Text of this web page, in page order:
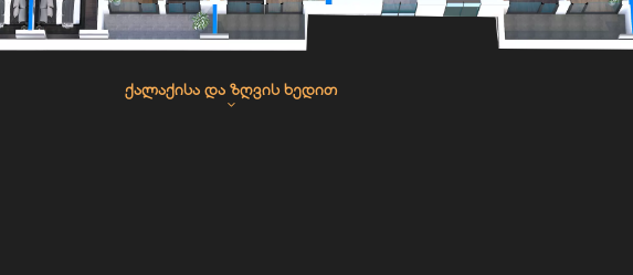
ᲥᲐᲚᲐᲥᲘᲡᲐ ᲓᲐ ᲖᲦᲕᲘᲡ ᲮᲔᲓᲘᲗ